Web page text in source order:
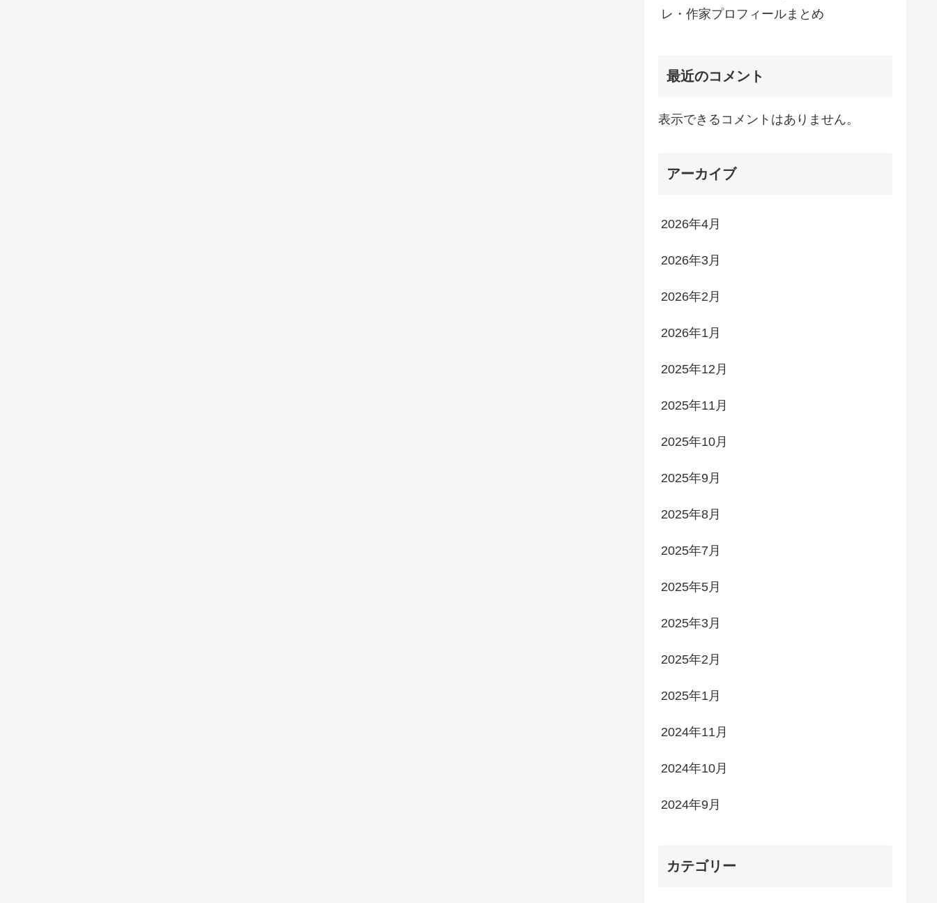
レ・作家プロフィールまとめ
最近のコメント
表示できるコメントはありません。
アーカイブ
2026年4月
2026年3月
2026年2月
2026年1月
2025年12月
2025年11月
2025年10月
2025年9月
2025年8月
2025年7月
2025年5月
2025年3月
2025年2月
2025年1月
2024年11月
2024年10月
2024年9月
カテゴリー